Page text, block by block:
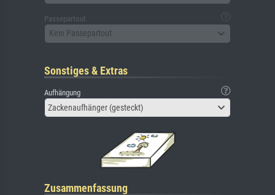
Passepartout
Kein Passepartout
Sonstiges & Extras
Aufhängung
Zackenaufhänger (gesteckt)
Zusammenfassung